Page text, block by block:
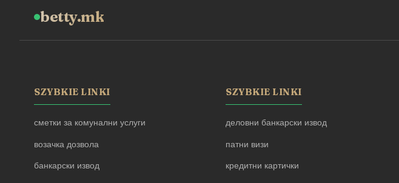
betty.mk
SZYBKIE LINKI
сметки за комунални услуги
возачка дозвола
банкарски извод
SZYBKIE LINKI
деловни банкарски извод
патни визи
кредитни картички